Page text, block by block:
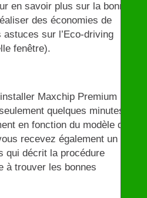
en savoir plus sur la bonne
des économies de
sur l’Eco-driving
fenêtre).
Maxchip Premium par
quelques minutes
en fonction du modèle de
recevez également un
qui décrit la procédure
à trouver les bonnes